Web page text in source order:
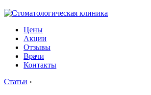
Цены
Акции
Отзывы
Врачи
Контакты
Статьи ›